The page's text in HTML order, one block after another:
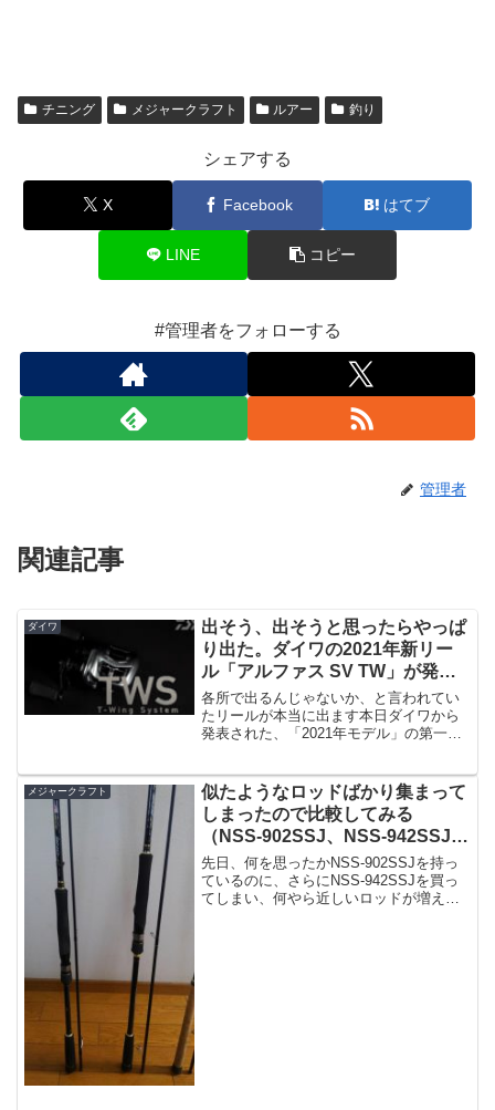
チニング メジャークラフト ルアー 釣り
シェアする
X Facebook はてブ
LINE コピー
#管理者をフォローする
管理者
関連記事
ダイワ
出そう、出そうと思ったらやっぱ
り出た。ダイワの2021年新リー
ル「アルファス SV TW」が発表
です！
各所で出るんじゃないか、と言われてい
たリールが本当に出ます本日ダイワから
発表された、「2021年モデル」の第一弾
というとここ最近では「アルファス CT
S...
メジャークラフト
似たようなロッドばかり集まって
しまったので比較してみる
（NSS-902SSJ、NSS-942SSJ、
PE-962M）
先日、何を思ったかNSS-902SSJを持っ
ているのに、さらにNSS-942SSJを買っ
てしまい、何やら近しいロッドが増えて